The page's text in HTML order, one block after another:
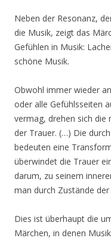
Neben der Resonanz,
die Musik, zeigt das
Gefühlen in Musik:
schöne Musik.
Obwohl immer wieder
oder alle Gefühlsseiten
vermag, drehen sich die
der Trauer. (…) Die
bedeuten eine
überwindet die Trauer
darum, zu seinem
man durch Zustände
Dies ist überhaupt die
Märchen, in denen